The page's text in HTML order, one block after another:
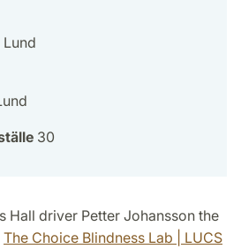
30
Hall driver Petter Johansson the
The Choice Blindness Lab | LUCS